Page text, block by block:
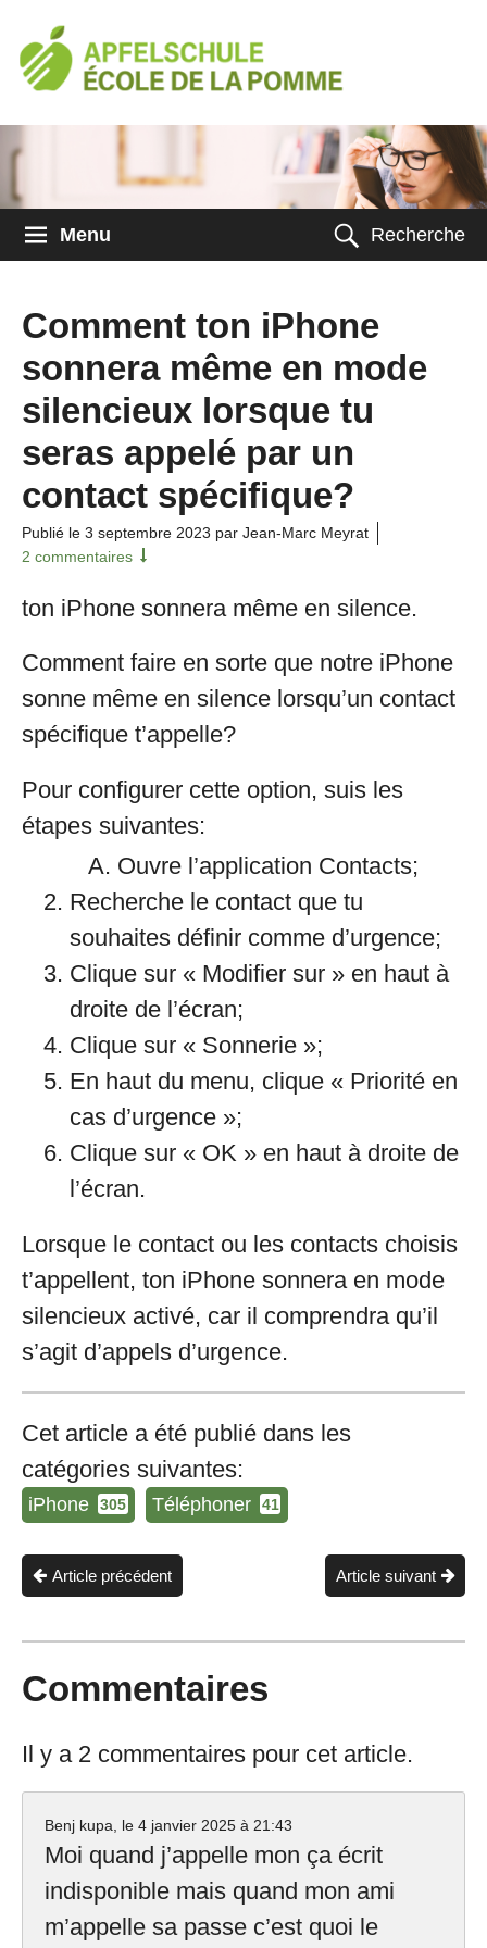
Menu Recherche
Comment ton iPhone
sonnera même en mode
silencieux lorsque tu
seras appelé par un
contact spécifique?
Publié le 3 septembre 2023 par Jean-Marc Meyrat
2 commentaires
ton iPhone sonnera même en silence.
Comment faire en sorte que notre iPhone
sonne même en silence lorsqu’un contact
spécifique t’appelle?
Pour configurer cette option, suis les
étapes suivantes:
Ouvre l’application Contacts;
Recherche le contact que tu
souhaites définir comme d’urgence;
Clique sur « Modifier sur » en haut à
droite de l’écran;
Clique sur « Sonnerie »;
En haut du menu, clique « Priorité en
cas d’urgence »;
Clique sur « OK » en haut à droite de
l’écran.
Lorsque le contact ou les contacts choisis
t’appellent, ton iPhone sonnera en mode
silencieux activé, car il comprendra qu’il
s’agit d’appels d’urgence.
Cet article a été publié dans les
catégories suivantes:
iPhone 305 Téléphoner 41
Article suivant
Article précédent
Commentaires
Il y a 2 commentaires pour cet article.
Benj kupa, le 4 janvier 2025 à 21:43
Moi quand j’appelle mon ça écrit
indisponible mais quand mon ami
m’appelle sa passe c’est quoi le